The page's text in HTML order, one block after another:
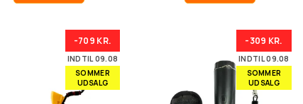
-709 KR.
INDTIL 09.08
SOMMER
UDSALG
-309 KR.
INDTIL 09.08
SOMMER
UDSALG